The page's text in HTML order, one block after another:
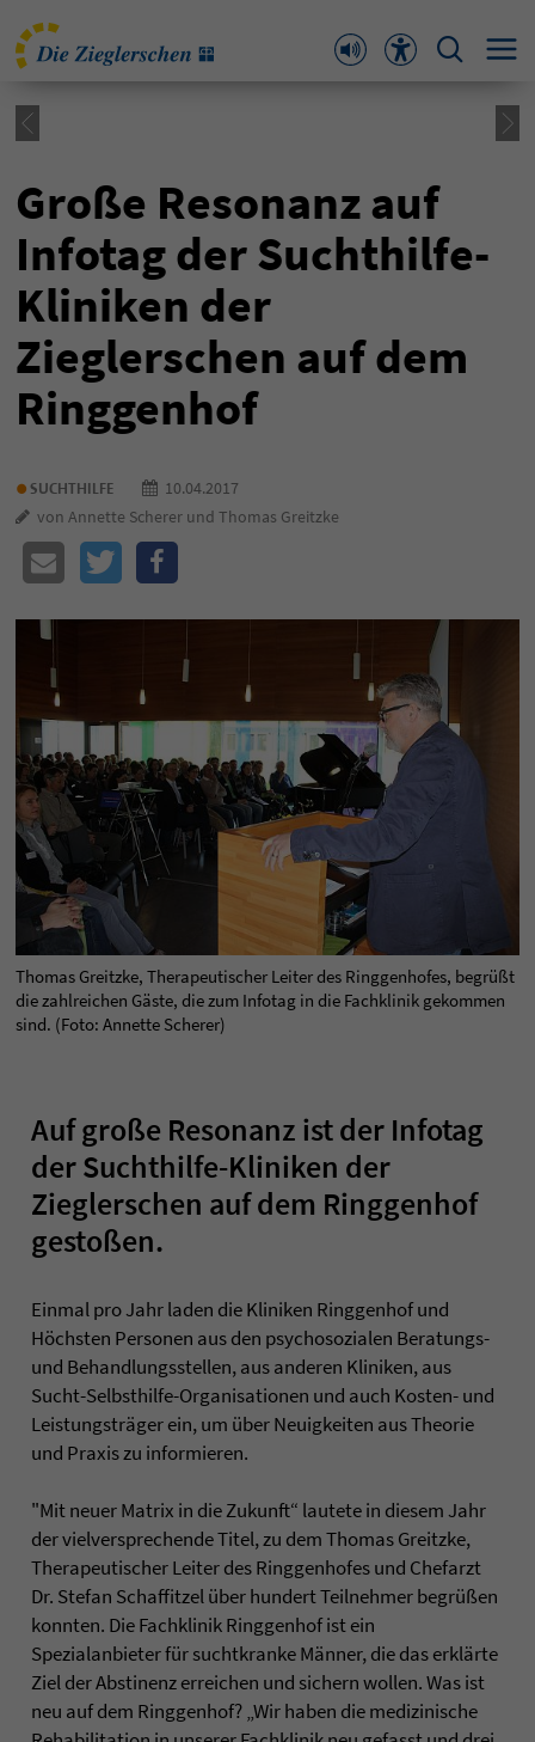
Große Resonanz auf
Infotag der Suchthilfe-
Kliniken der
Zieglerschen auf dem
Ringgenhof
• SUCHTHILFE
10.04.2017
von Annette Scherer und Thomas Greitzke
Thomas Greitzke, Therapeutischer Leiter des Ringgenhofes, begrüßt
die zahlreichen Gäste, die zum Infotag in die Fachklinik gekommen
sind. (Foto: Annette Scherer)
Auf große Resonanz ist der Infotag
der Suchthilfe-Kliniken der
Zieglerschen auf dem Ringgenhof
gestoßen.
Einmal pro Jahr laden die Kliniken Ringgenhof und
Höchsten Personen aus den psychosozialen Beratungs-
und Behandlungsstellen, aus anderen Kliniken, aus
Sucht-Selbsthilfe-Organisationen und auch Kosten- und
Leistungsträger ein, um über Neuigkeiten aus Theorie
und Praxis zu informieren.
"Mit neuer Matrix in die Zukunft“ lautete in diesem Jahr
der vielversprechende Titel, zu dem Thomas Greitzke,
Therapeutischer Leiter des Ringgenhofes und Chefarzt
Dr. Stefan Schaffitzel über hundert Teilnehmer begrüßen
konnten. Die Fachklinik Ringgenhof ist ein
Spezialanbieter für suchtkranke Männer, die das erklärte
Ziel der Abstinenz erreichen und sichern wollen. Was ist
neu auf dem Ringgenhof? „Wir haben die medizinische